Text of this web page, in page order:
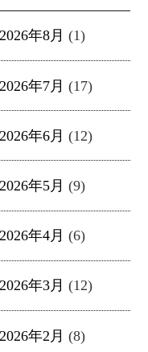
2026年8月 (1)
2026年7月 (17)
2026年6月 (12)
2026年5月 (9)
2026年4月 (6)
2026年3月 (12)
2026年2月 (8)